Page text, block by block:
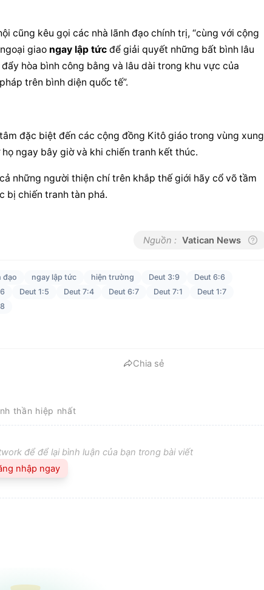
cũng kêu gọi các nhà lãnh đạo chính trị, “cùng với cộng
giao ngay lập tức để giải quyết những bất bình lâu
hòa bình công bằng và lâu dài trong khu vực của
trên bình diện quốc tế”.
đặc biệt đến các cộng đồng Kitô giáo trong vùng xung
ngay bây giờ và khi chiến tranh kết thúc.
những người thiện chí trên khắp thế giới hãy cổ võ tầm
bị chiến tranh tàn phá.
Nguồn : Vatican News
đạo ngay lập tức hiện trường Deut 3:9
Deut 6:6
Deut 1:5 Deut 7:4 Deut 6:7 Deut 7:1
Deut 1:7
Chia sẻ
thần hiệp nhất
để để lại bình luận của bạn trong bài viết
nhập ngay